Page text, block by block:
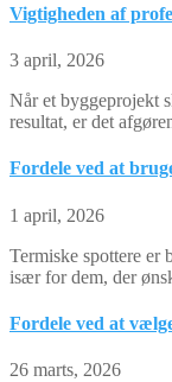
Vigtigheden af
3 april, 2026
Når et byggeprojekt
resultat, er det
Fordele ved at
1 april, 2026
Termiske spottere er
især for dem, der
Fordele ved at
26 marts, 2026